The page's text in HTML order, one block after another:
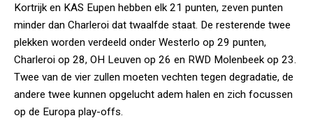
Kortrijk en KAS Eupen hebben elk 21 punten, zeven punten
minder dan Charleroi dat twaalfde staat. De resterende twee
plekken worden verdeeld onder Westerlo op 29 punten,
Charleroi op 28, OH Leuven op 26 en RWD Molenbeek op 23.
Twee van de vier zullen moeten vechten tegen degradatie, de
andere twee kunnen opgelucht adem halen en zich focussen
op de Europa play-offs.